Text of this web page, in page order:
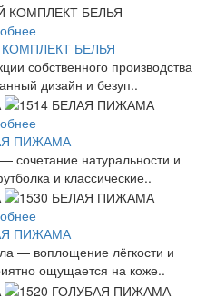
БЕЛЬЯ
собственного производства
дизайн и безуп..
ПИЖАМА
сочетание натуральности и
и классические..
ПИЖАМА
— воплощение лёгкости и
ощущается на коже..